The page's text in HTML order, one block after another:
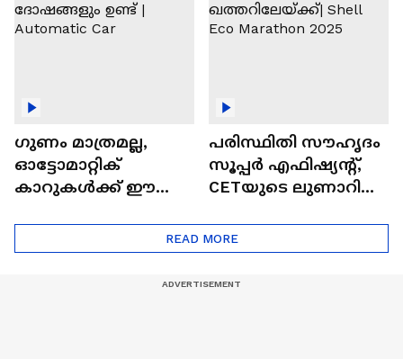
ഗുണം മാത്രമല്ല,
ഓട്ടോമാറ്റിക്
കാറുകൾക്ക് ഈ
പരിസ്ഥിതി സൗഹൃദം
സൂപ്പർ എഫിഷ്യന്റ്,
CETയുടെ ലുണാറിസ്
Eco Marathon 2025
READ MORE